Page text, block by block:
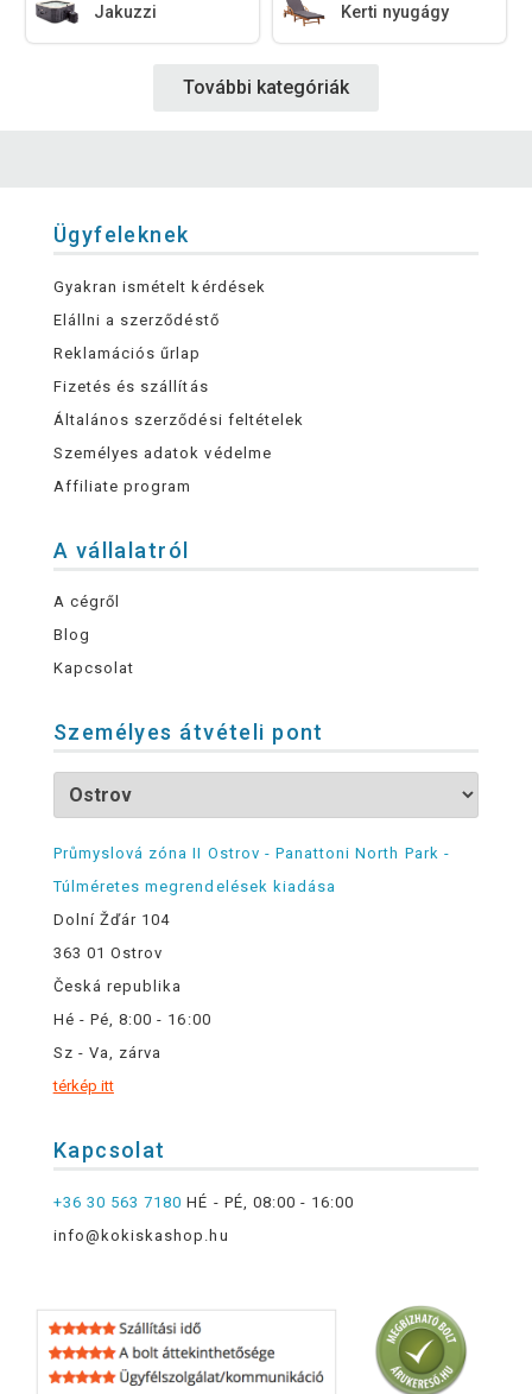
Jakuzzi Kerti nyugágy
További kategóriák
Ügyfeleknek
Gyakran ismételt kérdések
Elállni a szerződéstő
Reklamációs űrlap
Fizetés és szállítás
Általános szerződési feltételek
Személyes adatok védelme
Affiliate program
A vállalatról
A cégről
Blog
Kapcsolat
Személyes átvételi pont
Průmyslová zóna II Ostrov - Panattoni North Park -
Túlméretes megrendelések kiadása
Dolní Žďár 104
363 01 Ostrov
Česká republika
Hé - Pé, 8:00 - 16:00
Sz - Va, zárva
térkép itt
Kapcsolat
+36 30 563 7180 HÉ - PÉ, 08:00 - 16:00
info@kokiskashop.hu